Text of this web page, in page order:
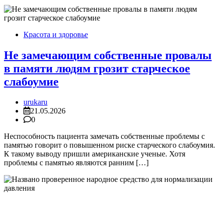
Красота и здоровье
Не замечающим собственные провалы
в памяти людям грозит старческое
слабоумие
urukaru
21.05.2026
0
Неспособность пациента замечать собственные проблемы с
памятью говорит о повышенном риске старческого слабоумия.
К такому выводу пришли американские ученые. Хотя
проблемы с памятью являются ранним […]